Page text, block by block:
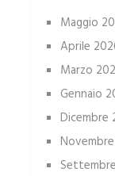
Maggio
Aprile
Marzo
Gennaio
Dicembre